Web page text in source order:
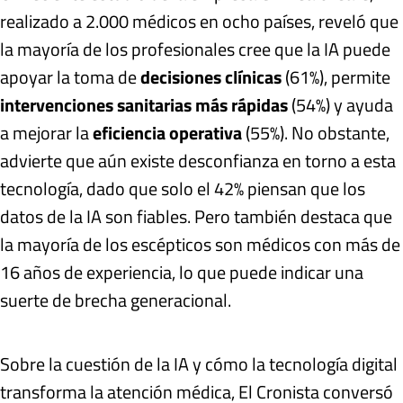
realizado a 2.000 médicos en ocho países, reveló que
la mayoría de los profesionales cree que la IA puede
apoyar la toma dedecisiones clínicas(61%), permite
intervenciones sanitarias más rápidas(54%) y ayuda
a mejorar laeficiencia operativa(55%). No obstante,
advierte que aún existe desconfianza en torno a esta
tecnología, dado que solo el 42% piensan que los
datos de la IA son fiables. Pero también destaca que
la mayoría de los escépticos son médicos con más de
16 años de experiencia, lo que puede indicar una
suerte de brecha generacional.
Sobre la cuestión de la IA y cómo la tecnología digital
transforma la atención médica, El Cronista conversó